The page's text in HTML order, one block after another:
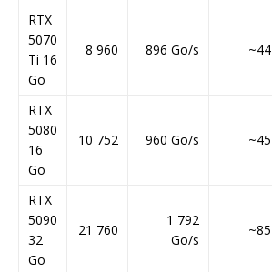
RTX
5070
Ti 16
Go
8 960 896 Go/s ~44
RTX
5080
16
Go
10 752 960 Go/s ~45
RTX
5090
32
Go
21 760
1 792
Go/s
~85